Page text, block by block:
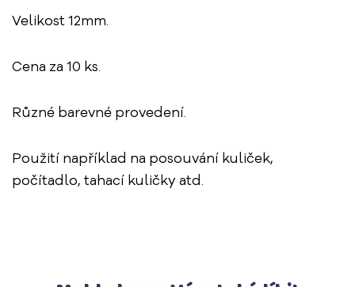
Velikost 12mm.
Cena za 10 ks.
Různé barevné provedení.
Použití například na posouvání kuliček,
počítadlo, tahací kuličky atd.